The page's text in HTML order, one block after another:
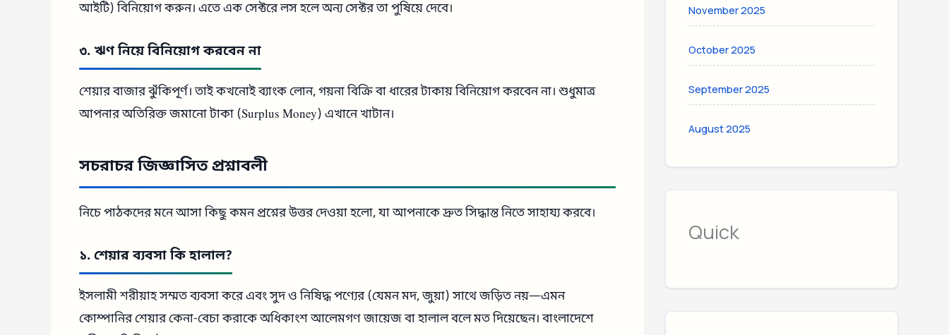
আইটি) বিনিয়োগ করুন। এতে এক সেক্টরে লস হলে অন্য সেক্টর তা পুষিয়ে দেবে।
৩. ঋণ নিয়ে বিনিয়োগ করবেন না
শেয়ার বাজার ঝুঁকিপূর্ণ। তাই কখনোই ব্যাংক লোন, গয়না বিক্রি বা ধারের টাকায় বিনিয়োগ করবেন না। শুধুমাত্র
আপনার অতিরিক্ত জমানো টাকা (Surplus Money) এখানে খাটান।
সচরাচর জিজ্ঞাসিত প্রশ্নাবলী
নিচে পাঠকদের মনে আসা কিছু কমন প্রশ্নের উত্তর দেওয়া হলো, যা আপনাকে দ্রুত সিদ্ধান্ত নিতে সাহায্য করবে।
১. শেয়ার ব্যবসা কি হালাল?
ইসলামী শরীয়াহ সম্মত ব্যবসা করে এবং সুদ ও নিষিদ্ধ পণ্যের (যেমন মদ, জুয়া) সাথে জড়িত নয়—এমন
কোম্পানির শেয়ার কেনা-বেচা করাকে অধিকাংশ আলেমগণ জায়েজ বা হালাল বলে মত দিয়েছেন। বাংলাদেশে
November 2025
October 2025
September 2025
August 2025
Quick